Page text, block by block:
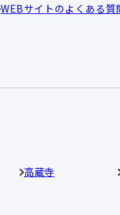
WEBサイトのよくある質
高蔵寺